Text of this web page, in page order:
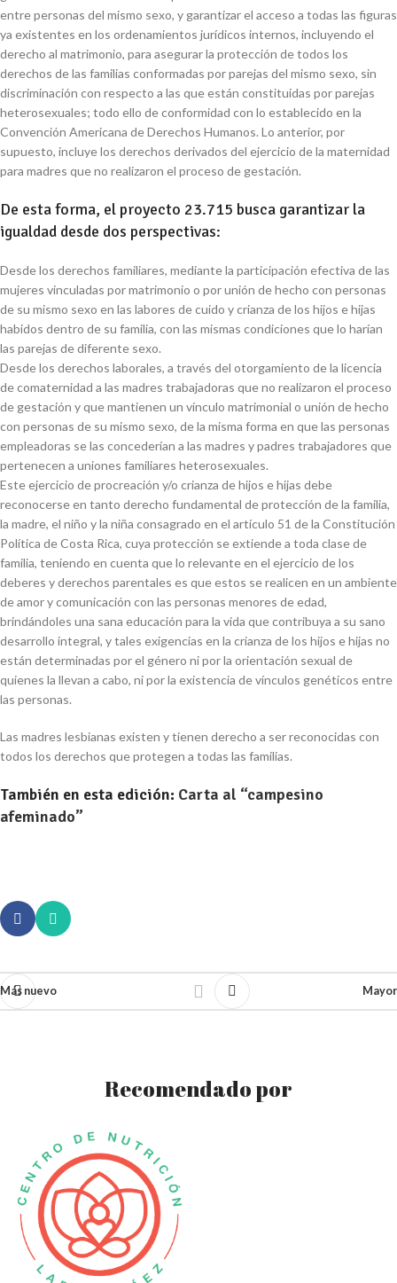
entre personas del mismo sexo, y garantizar el acceso a todas las figuras
ya existentes en los ordenamientos jurídicos internos, incluyendo el
derecho al matrimonio, para asegurar la protección de todos los
derechos de las familias conformadas por parejas del mismo sexo, sin
discriminación con respecto a las que están constituidas por parejas
heterosexuales; todo ello de conformidad con lo establecido en la
Convención Americana de Derechos Humanos. Lo anterior, por
supuesto, incluye los derechos derivados del ejercicio de la maternidad
para madres que no realizaron el proceso de gestación.
De esta forma, el proyecto 23.715 busca garantizar la
igualdad desde dos perspectivas:
Desde los derechos familiares, mediante la participación efectiva de las
mujeres vinculadas por matrimonio o por unión de hecho con personas
de su mismo sexo en las labores de cuido y crianza de los hijos e hijas
habidos dentro de su familia, con las mismas condiciones que lo harían
las parejas de diferente sexo.
Desde los derechos laborales, a través del otorgamiento de la licencia
de comaternidad a las madres trabajadoras que no realizaron el proceso
de gestación y que mantienen un vínculo matrimonial o unión de hecho
con personas de su mismo sexo, de la misma forma en que las personas
empleadoras se las concederían a las madres y padres trabajadores que
pertenecen a uniones familiares heterosexuales.
Este ejercicio de procreación y/o crianza de hijos e hijas debe
reconocerse en tanto derecho fundamental de protección de la familia,
la madre, el niño y la niña consagrado en el artículo 51 de la Constitución
Política de Costa Rica, cuya protección se extiende a toda clase de
familia, teniendo en cuenta que lo relevante en el ejercicio de los
deberes y derechos parentales es que estos se realicen en un ambiente
de amor y comunicación con las personas menores de edad,
brindándoles una sana educación para la vida que contribuya a su sano
desarrollo integral, y tales exigencias en la crianza de los hijos e hijas no
están determinadas por el género ni por la orientación sexual de
quienes la llevan a cabo, ni por la existencia de vínculos genéticos entre
las personas.
Las madres lesbianas existen y tienen derecho a ser reconocidas con
todos los derechos que protegen a todas las familias.
También en esta edición: Carta al “campesino
afeminado”
Más nuevo Mayor
Recomendado por